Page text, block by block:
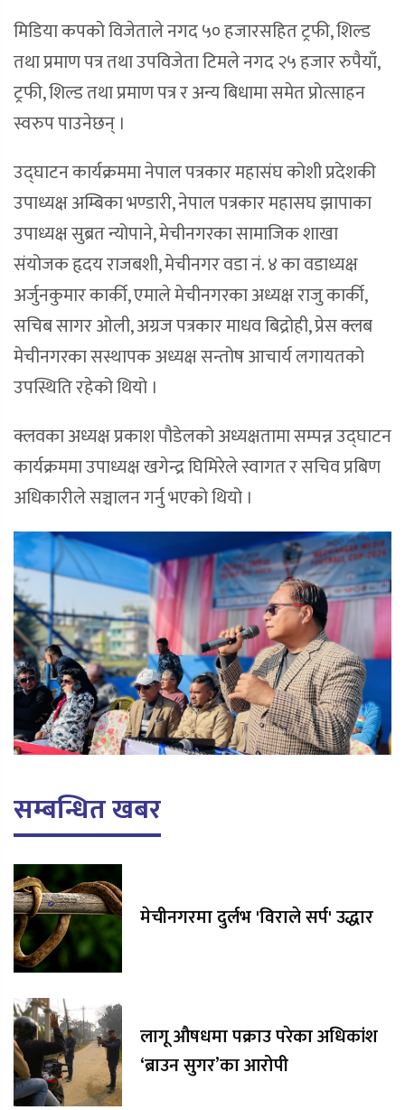
मिडिया कपको विजेताले नगद ५० हजारसहित ट्रफी, शिल्ड
तथा प्रमाण पत्र तथा उपविजेता टिमले नगद २५ हजार रुपैयाँ,
ट्रफी, शिल्ड तथा प्रमाण पत्र र अन्य बिधामा समेत प्रोत्साहन
स्वरुप पाउनेछन् ।
उद्घाटन कार्यक्रममा नेपाल पत्रकार महासंघ कोशी प्रदेशकी
उपाध्यक्ष अम्बिका भण्डारी, नेपाल पत्रकार महासघ झापाका
उपाध्यक्ष सुब्रत न्योपाने, मेचीनगरका सामाजिक शाखा
संयोजक हृदय राजबशी, मेचीनगर वडा नं. ४ का वडाध्यक्ष
अर्जुनकुमार कार्की, एमाले मेचीनगरका अध्यक्ष राजु कार्की,
सचिब सागर ओली, अग्रज पत्रकार माधव बिद्रोही, प्रेस क्लब
मेचीनगरका सस्थापक अध्यक्ष सन्तोष आचार्य लगायतको
उपस्थिति रहेको थियो ।
क्लवका अध्यक्ष प्रकाश पौडेलको अध्यक्षतामा सम्पन्न उद्घाटन
कार्यक्रममा उपाध्यक्ष खगेन्द्र घिमिरेले स्वागत र सचिव प्रबिण
अधिकारीले सञ्चालन गर्नु भएको थियो ।
सम्बन्धित खबर
मेचीनगरमा दुर्लभ 'विराले सर्प' उद्धार
लागू औषधमा पक्राउ परेका अधिकांश
‘ब्राउन सुगर’का आरोपी